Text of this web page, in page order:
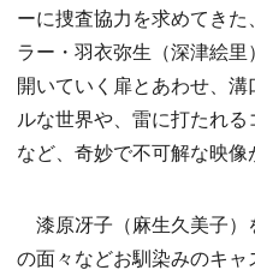
ーに捜査協力を求めてき
ラー・羽衣弥生（深津絵
開いていく扉とあわせ、
ルな世界や、雷に打たれ
など、奇妙で不可解な映像
漆原冴子（麻生久美子）
の面々などお馴染みのキ